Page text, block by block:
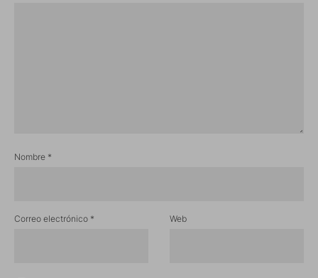
Nombre *
Correo electrónico * Web